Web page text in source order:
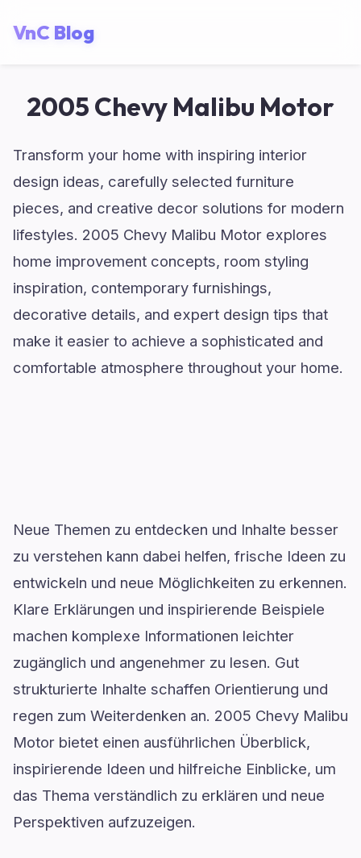
VnC Blog
2005 Chevy Malibu Motor
Transform your home with inspiring interior
design ideas, carefully selected furniture
pieces, and creative decor solutions for modern
lifestyles. 2005 Chevy Malibu Motor explores
home improvement concepts, room styling
inspiration, contemporary furnishings,
decorative details, and expert design tips that
make it easier to achieve a sophisticated and
comfortable atmosphere throughout your home.
Neue Themen zu entdecken und Inhalte besser
zu verstehen kann dabei helfen, frische Ideen zu
entwickeln und neue Möglichkeiten zu erkennen.
Klare Erklärungen und inspirierende Beispiele
machen komplexe Informationen leichter
zugänglich und angenehmer zu lesen. Gut
strukturierte Inhalte schaffen Orientierung und
regen zum Weiterdenken an. 2005 Chevy Malibu
Motor bietet einen ausführlichen Überblick,
inspirierende Ideen und hilfreiche Einblicke, um
das Thema verständlich zu erklären und neue
Perspektiven aufzuzeigen.